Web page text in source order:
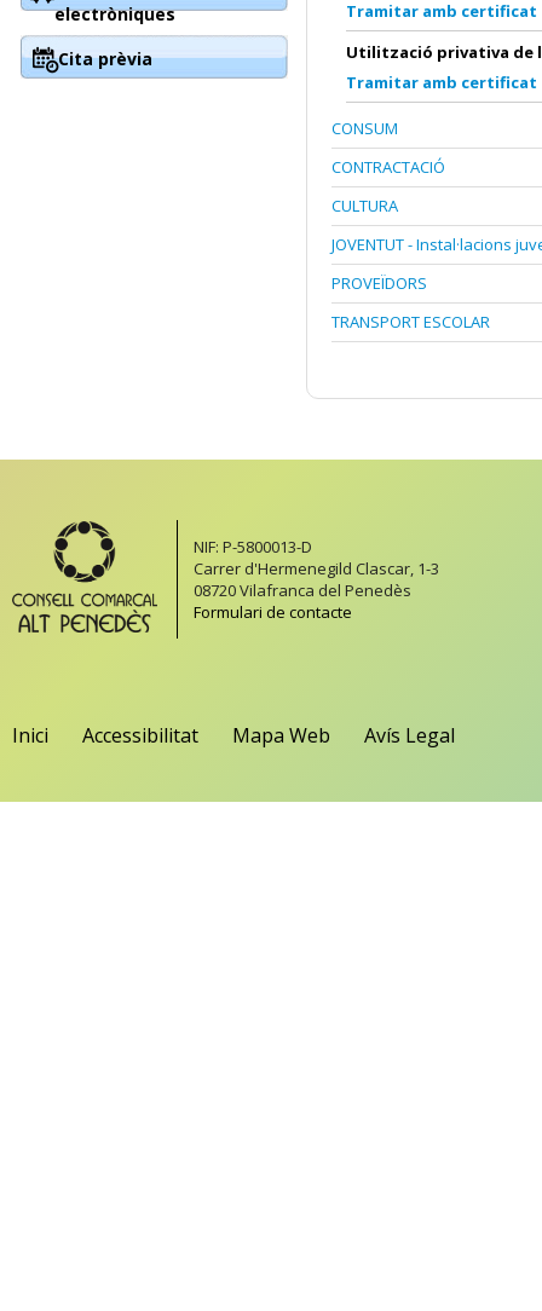
Tramitar amb certificat
Utilització privativa de
Tramitar amb certificat
CONSUM
CONTRACTACIÓ
CULTURA
JOVENTUT - Instal·lacions
PROVEÏDORS
TRANSPORT ESCOLAR
electròniques
Cita prèvia
NIF: P-5800013-D
Carrer d'Hermenegild Clascar, 1-3
08720 Vilafranca del Penedès
Formulari de contacte
Inici Accessibilitat Mapa Web Avís Legal